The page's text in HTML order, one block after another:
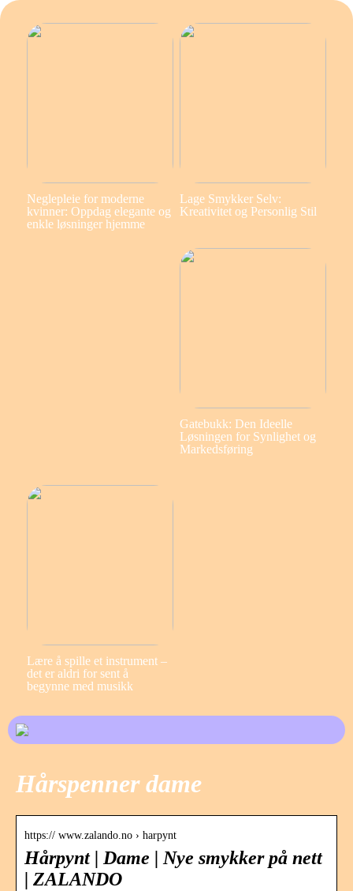
Neglepleie for moderne
kvinner: Oppdag elegante og
enkle løsninger hjemme
Lage Smykker Selv:
Kreativitet og Personlig Stil
Gatebukk: Den Ideelle
Løsningen for Synlighet og
Markedsføring
Lære å spille et instrument –
det er aldri for sent å
begynne med musikk
Hårspenner dame
https:// www.zalando.no › harpynt
Hårpynt | Dame | Nye smykker på nett
| ZALANDO